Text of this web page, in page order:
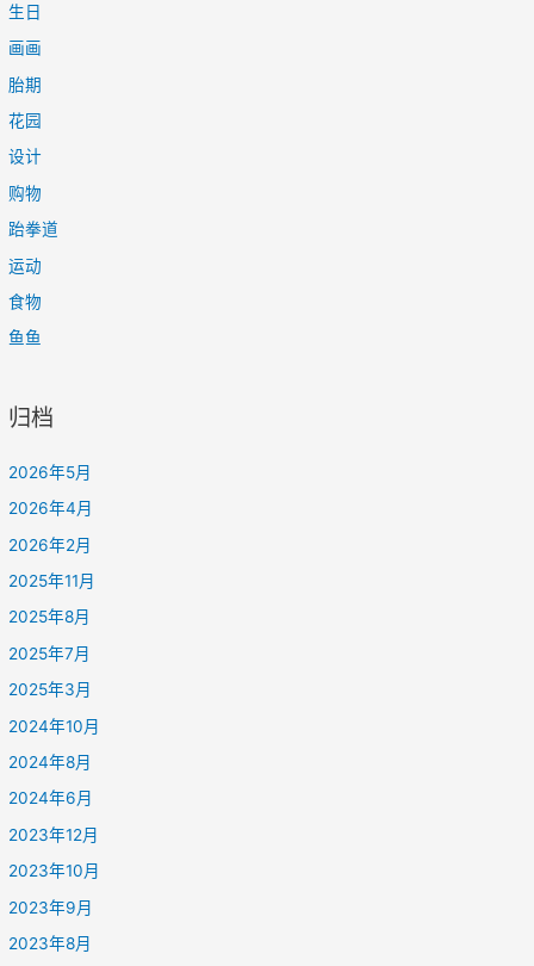
生日
画画
胎期
花园
设计
购物
跆拳道
运动
食物
鱼鱼
归档
2026年5月
2026年4月
2026年2月
2025年11月
2025年8月
2025年7月
2025年3月
2024年10月
2024年8月
2024年6月
2023年12月
2023年10月
2023年9月
2023年8月